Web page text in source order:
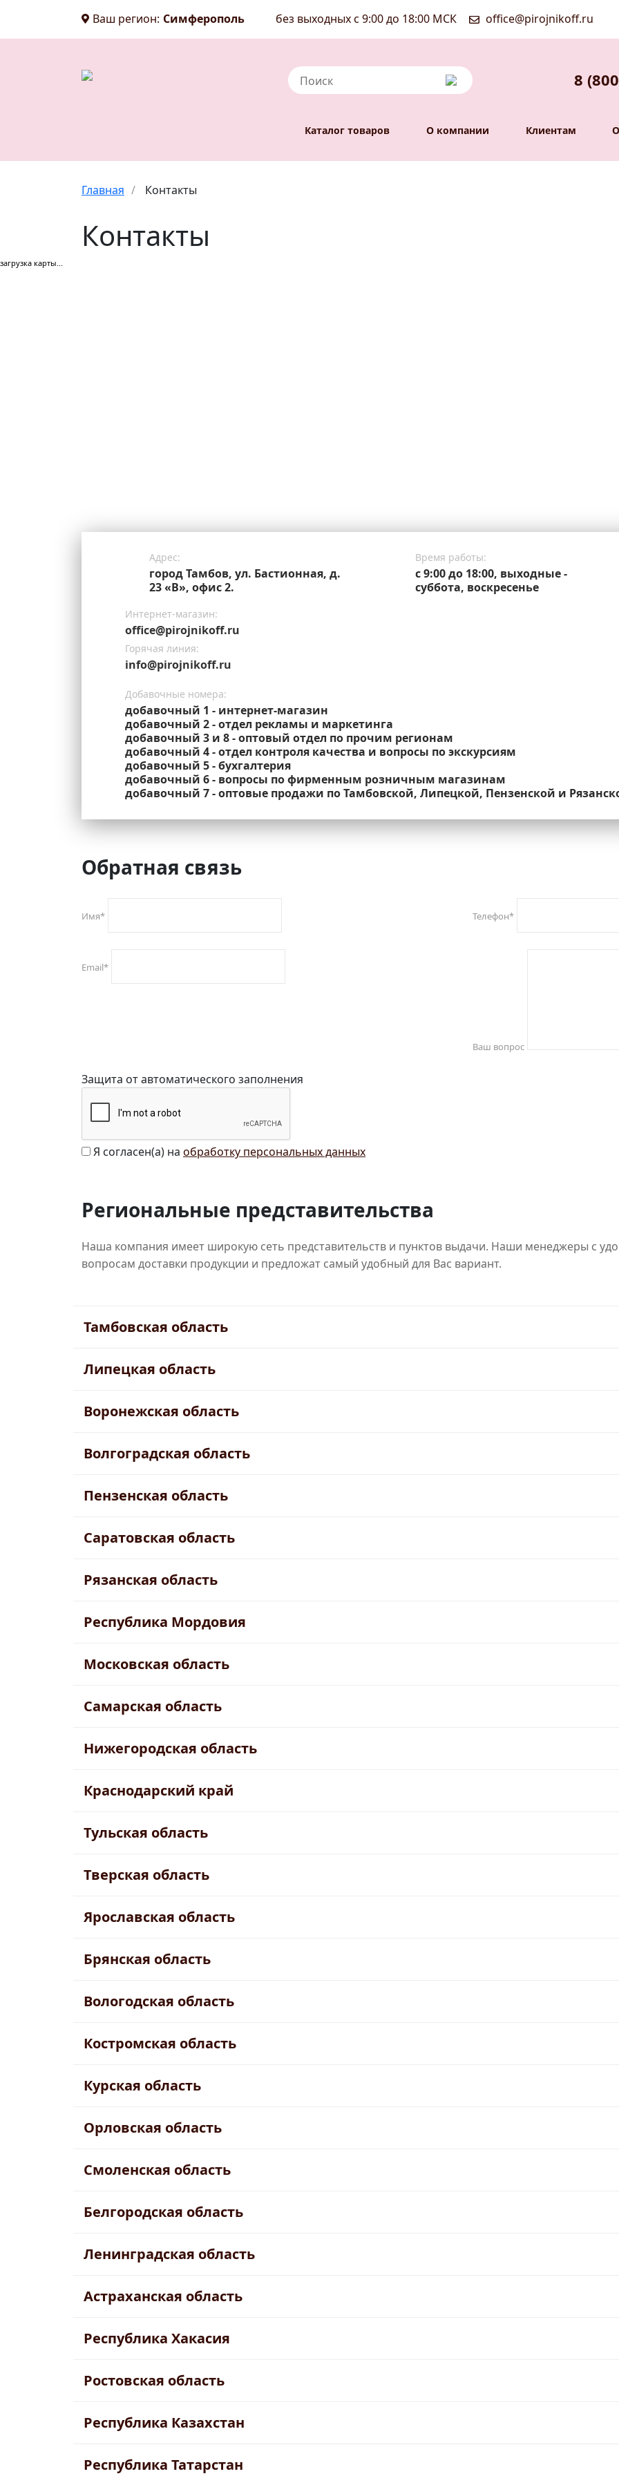
Ваш регион: Симферополь без выходных с 9:00 до 18:00 МСК office@pirojnikoff.ru
8
Каталог товаров О компании Клиентам
Главная / Контакты
Контакты
загрузка карты...
Адрес:
город Тамбов, ул. Бастионная, д.
23 «В», офис 2.
Время работы:
c 9:00 до 18:00, выходные -
суббота, воскресенье
Интернет-магазин:
office@pirojnikoff.ru
Горячая линия:
info@pirojnikoff.ru
Добавочные номера:
добавочный 1 - интернет-магазин
добавочный 2 - отдел рекламы и маркетинга
добавочный 3 и 8 - оптовый отдел по прочим регионам
добавочный 4 - отдел контроля качества и вопросы по экскурсиям
добавочный 5 - бухгалтерия
добавочный 6 - вопросы по фирменным розничным магазинам
добавочный 7 - оптовые продажи по Тамбовской, Липецкой, Пензенской и
Обратная связь
Имя* Телефон*
Email*
Ваш вопрос
Защита от автоматического заполнения
Я согласен(а) на обработку персональных данных
Региональные представительства
Наша компания имеет широкую сеть представительств и пунктов выдачи. Наши менеджеры с
вопросам доставки продукции и предложат самый удобный для Вас вариант.
Тамбовская область
Липецкая область
Воронежская область
Волгоградская область
Пензенская область
Саратовская область
Рязанская область
Республика Мордовия
Московская область
Самарская область
Нижегородская область
Краснодарский край
Тульская область
Тверская область
Ярославская область
Брянская область
Вологодская область
Костромская область
Курская область
Орловская область
Смоленская область
Белгородская область
Ленинградская область
Астраханская область
Республика Хакасия
Ростовская область
Республика Казахстан
Республика Татарстан